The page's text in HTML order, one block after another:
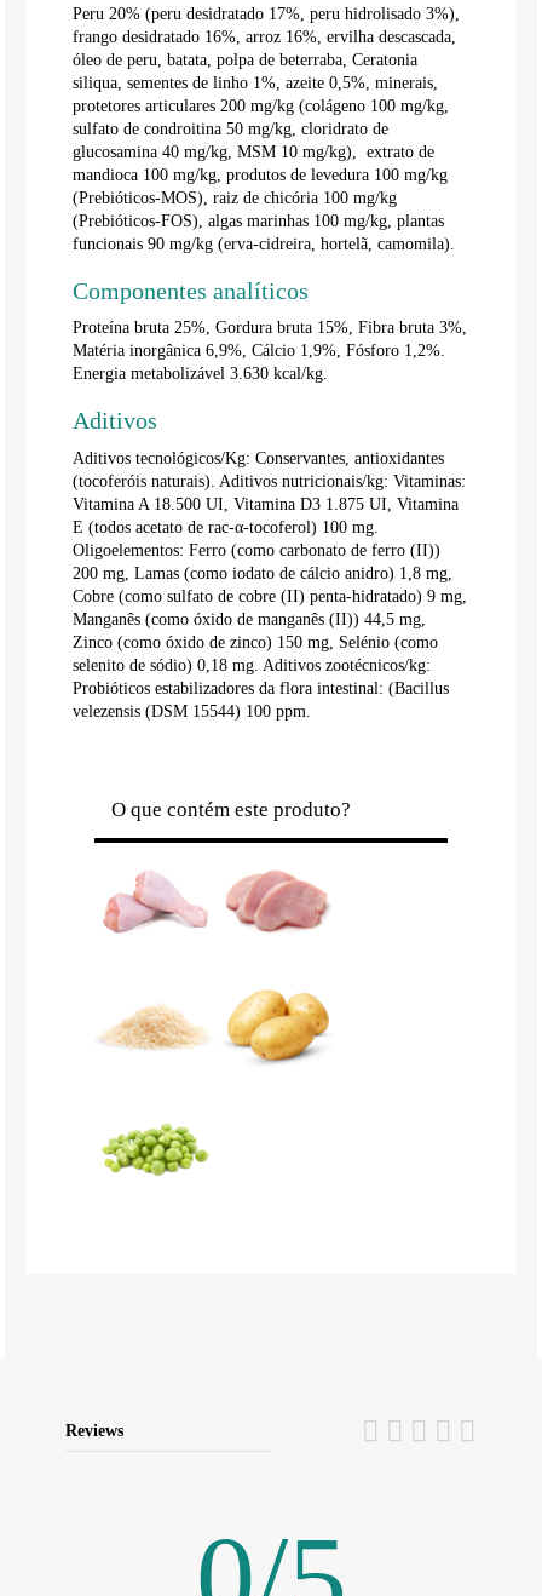
Peru 20% (peru desidratado 17%, peru hidrolisado 3%),
frango desidratado 16%, arroz 16%, ervilha descascada,
óleo de peru, batata, polpa de beterraba, Ceratonia
siliqua, sementes de linho 1%, azeite 0,5%, minerais,
protetores articulares 200 mg/kg (colágeno 100 mg/kg,
sulfato de condroitina 50 mg/kg, cloridrato de
glucosamina 40 mg/kg, MSM 10 mg/kg), extrato de
mandioca 100 mg/kg, produtos de levedura 100 mg/kg
(Prebióticos-MOS), raiz de chicória 100 mg/kg
(Prebióticos-FOS), algas marinhas 100 mg/kg, plantas
funcionais 90 mg/kg (erva-cidreira, hortelã, camomila).
Componentes analíticos
Proteína bruta 25%, Gordura bruta 15%, Fibra bruta 3%,
Matéria inorgânica 6,9%, Cálcio 1,9%, Fósforo 1,2%.
Energia metabolizável 3.630 kcal/kg.
Aditivos
Aditivos tecnológicos/Kg: Conservantes, antioxidantes
(tocoferóis naturais). Aditivos nutricionais/kg: Vitaminas:
Vitamina A 18.500 UI, Vitamina D3 1.875 UI, Vitamina
E (todos acetato de rac-α-tocoferol) 100 mg.
Oligoelementos: Ferro (como carbonato de ferro (II))
200 mg, Lamas (como iodato de cálcio anidro) 1,8 mg,
Cobre (como sulfato de cobre (II) penta-hidratado) 9 mg,
Manganês (como óxido de manganês (II)) 44,5 mg,
Zinco (como óxido de zinco) 150 mg, Selénio (como
selenito de sódio) 0,18 mg. Aditivos zootécnicos/kg:
Probióticos estabilizadores da flora intestinal: (Bacillus
velezensis (DSM 15544) 100 ppm.
O que contém este produto?
Reviews